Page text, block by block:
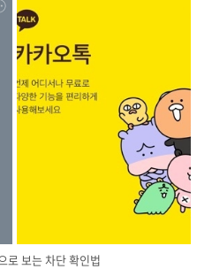
로 보는 차단 확인법